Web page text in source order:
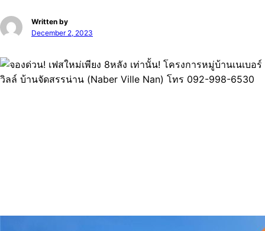
Written by
December 2, 2023